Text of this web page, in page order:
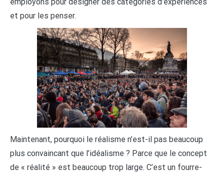
et pour les penser.
Maintenant, pourquoi le réalisme n’est-il pas beaucoup
plus convaincant que l’idéalisme ? Parce que le concept
de « réalité » est beaucoup trop large. C’est un fourre-